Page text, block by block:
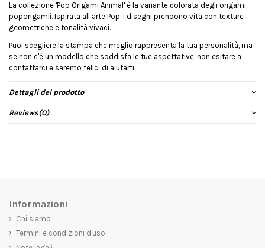
La collezione 'Pop Origami Animal' è la variante colorata degli origami
poporigamii. Ispirata all’arte Pop, i disegni prendono vita con texture
geometriche e tonalità vivaci.
Puoi scegliere la stampa che meglio rappresenta la tua personalità, ma
se non c'è un modello che soddisfa le tue aspettative, non esitare a
contattarci e saremo felici di aiutarti.
Dettagli del prodotto
Reviews(0)
Informazioni
Chi siamo
Termini e condizioni d'uso